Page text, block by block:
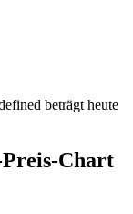
beträgt heute
Chart